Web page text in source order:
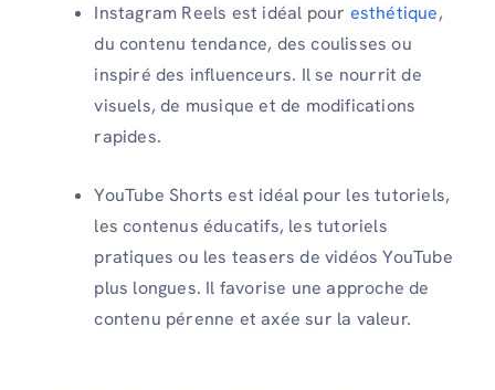
Instagram Reels est idéal pour esthétique,
du contenu tendance, des coulisses ou
inspiré des influenceurs. Il se nourrit de
visuels, de musique et de modifications
rapides.
YouTube Shorts est idéal pour les tutoriels,
les contenus éducatifs, les tutoriels
pratiques ou les teasers de vidéos YouTube
plus longues. Il favorise une approche de
contenu pérenne et axée sur la valeur.